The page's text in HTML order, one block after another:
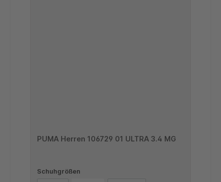
PUMA Herren 106729 01 ULTRA 3.4 MG
Schuhgrößen